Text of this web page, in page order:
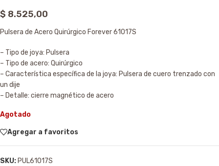
$ 8.525,00
Pulsera de Acero Quirúrgico Forever 61017S
– Tipo de joya: Pulsera
– Tipo de acero: Quirúrgico
– Característica específica de la joya: Pulsera de cuero trenzado con
un dije
– Detalle: cierre magnético de acero
Agotado
Agregar a favoritos
SKU: PUL61017S